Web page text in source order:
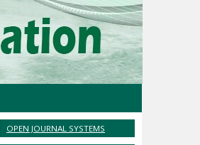
OPEN JOURNAL SYSTEMS